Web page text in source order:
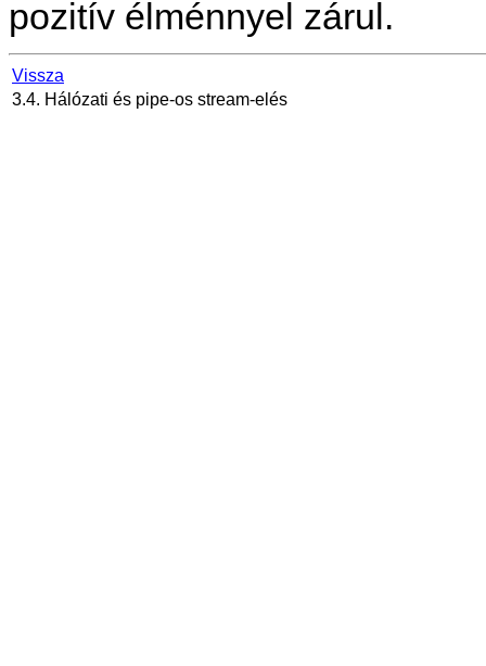
pozitív élménnyel zárul.
Vissza
3.4. Hálózati és pipe-os stream-elés